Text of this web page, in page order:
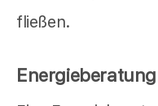
fließen.